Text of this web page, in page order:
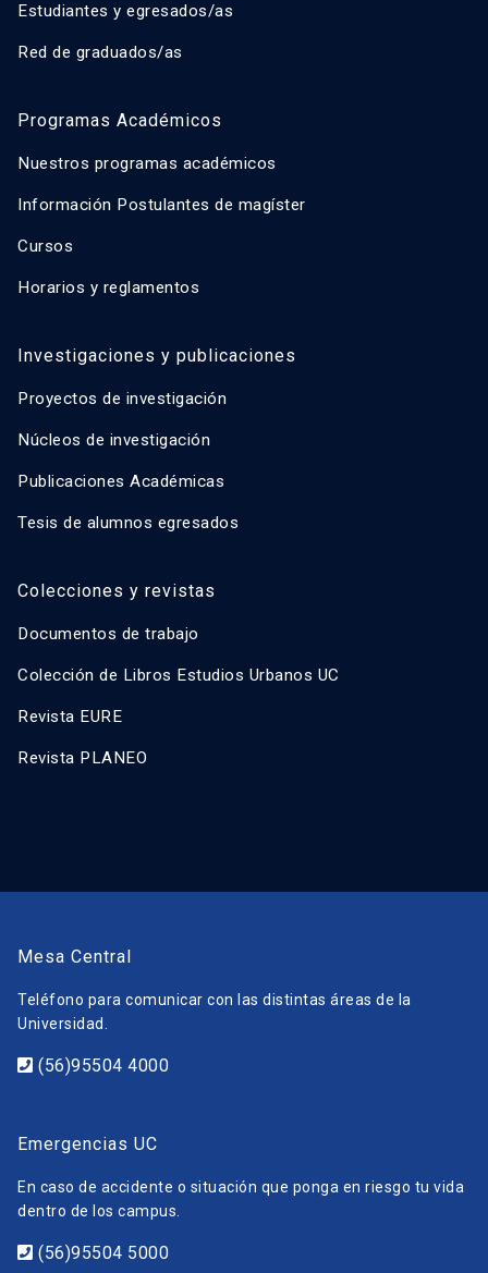
Estudiantes y egresados/as
Red de graduados/as
Programas Académicos
Nuestros programas académicos
Información Postulantes de magíster
Cursos
Horarios y reglamentos
Investigaciones y publicaciones
Proyectos de investigación
Núcleos de investigación
Publicaciones Académicas
Tesis de alumnos egresados
Colecciones y revistas
Documentos de trabajo
Colección de Libros Estudios Urbanos UC
Revista EURE
Revista PLANEO
Mesa Central
Teléfono para comunicar con las distintas áreas de la
Universidad.
(56)95504 4000
Emergencias UC
En caso de accidente o situación que ponga en riesgo tu vida
dentro de los campus.
(56)95504 5000